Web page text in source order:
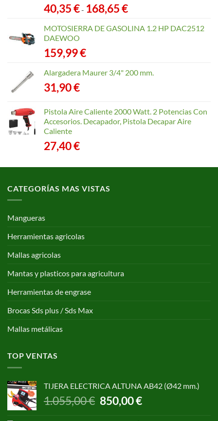
40,35€- 168,65€Rango
precios:
MOTOSIERRA DE GASOLINA 1.2 HP DAC2512
DAEWOO
159,99€
Alargadera Maurer 3/4" 200 mm.
31,90€
Pistola Aire Caliente 2000 Watt. 2 Potencias Con
Accesorios. Decapador, Pistola Decapar Aire
Caliente
27,40€
CATEGORÍAS MAS VISTAS
Mangueras
Herramientas agricolas
Mallas agricolas
Mantas y plasticos para agricultura
Herramientas de engrase
Brocas Sds plus / Sds Max
Mallas metálicas
TOP VENTAS
TIJERA ELECTRICA ALTUNA AB42 (Ø42 mm.)
1.055,00€ El
precio
850,00€El
precio